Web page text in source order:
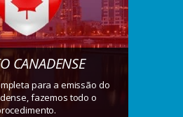
CANADENSE
para a emissão do
fazemos todo o